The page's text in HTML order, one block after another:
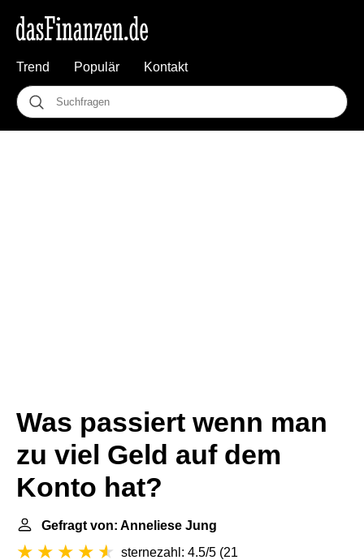
Trend Populär Kontakt
Was passiert wenn man
zu viel Geld auf dem
Konto hat?
Gefragt von: Anneliese Jung
sternezahl: 4.5/5 (21